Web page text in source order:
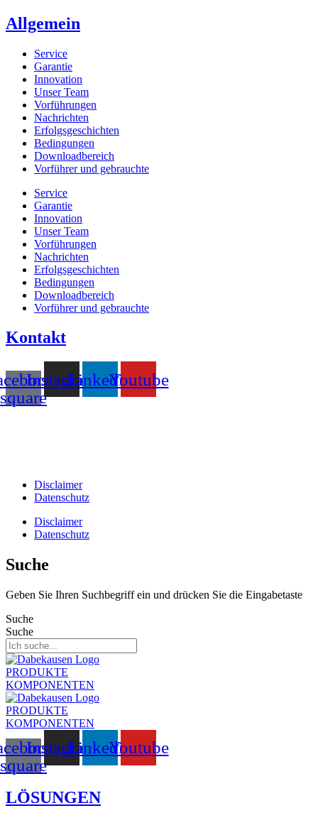
Allgemein
Service
Garantie
Innovation
Unser Team
Vorführungen
Nachrichten
Erfolgsgeschichten
Bedingungen
Downloadbereich
Vorführer und gebrauchte
Service
Garantie
Innovation
Unser Team
Vorführungen
Nachrichten
Erfolgsgeschichten
Bedingungen
Downloadbereich
Vorführer und gebrauchte
Kontakt
square
InstagramLinkedinYoutube
Disclaimer
Datenschutz
Disclaimer
Datenschutz
Suche
Geben Sie Ihren Suchbegriff ein und drücken Sie die Eingabetaste
Suche
Suche
PRODUKTE
KOMPONENTEN
PRODUKTE
KOMPONENTEN
square
InstagramLinkedinYoutube
LÖSUNGEN